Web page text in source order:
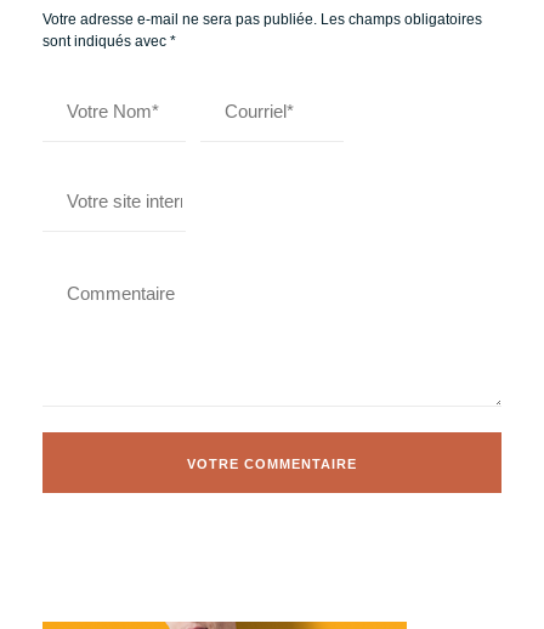
Votre adresse e-mail ne sera pas publiée. Les champs obligatoires
sont indiqués avec *